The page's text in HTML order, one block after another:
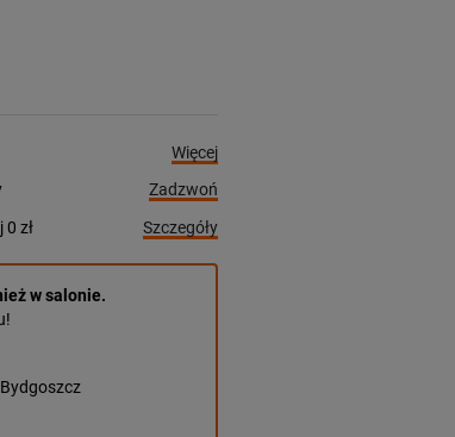
Więcej
Zadzwoń
zł
Szczegóły
w salonie.